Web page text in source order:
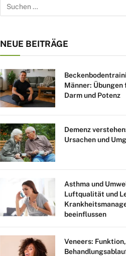
NEUE BEITRÄGE
Männer: Übungen
Darm und Potenz
Demenz
Ursachen und
Asthma und
Luftqualität und
beeinflussen
Veneers: